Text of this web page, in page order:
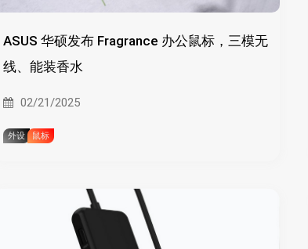
ASUS 华硕发布 Fragrance 办公鼠标，三模无
线、能装香水
02/21/2025
外设 鼠标